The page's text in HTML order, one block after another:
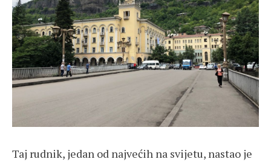
Taj rudnik, jedan od najvećih na svijetu, nastao je